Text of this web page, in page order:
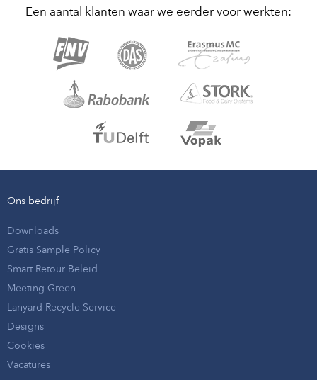
Een aantal klanten waar we eerder voor werkten:
Ons bedrijf
Downloads
Gratis Sample Policy
Smart Retour Beleid
Meeting Green
Lanyard Recycle Service
Designs
Cookies
Vacatures